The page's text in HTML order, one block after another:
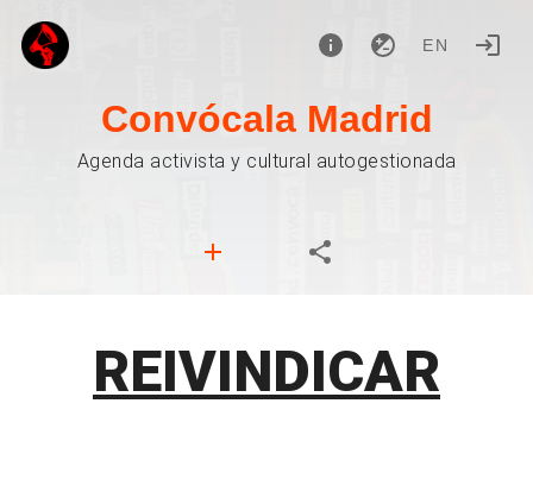
EN
Convócala Madrid
Agenda activista y cultural autogestionada
REIVINDICAR